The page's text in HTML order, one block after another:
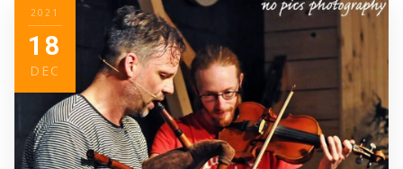
2021
18
DEC